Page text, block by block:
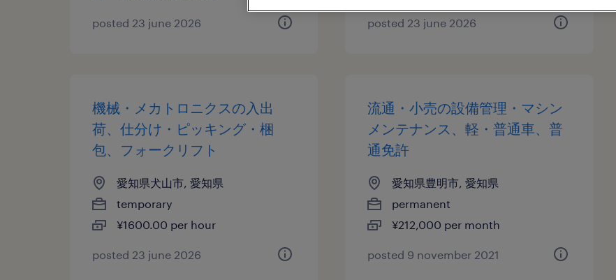
posted 23 june 2026 posted 23 june 2026
機械・メカトロニクスの入出
荷、仕分け・ピッキング・梱
包、フォークリフト
愛知県犬山市, 愛知県
temporary
¥1600.00 per hour
posted 23 june 2026
流通・小売の設備管理・マシン
メンテナンス、軽・普通車、普
通免許
愛知県豊明市, 愛知県
permanent
¥212,000 per month
posted 9 november 2021